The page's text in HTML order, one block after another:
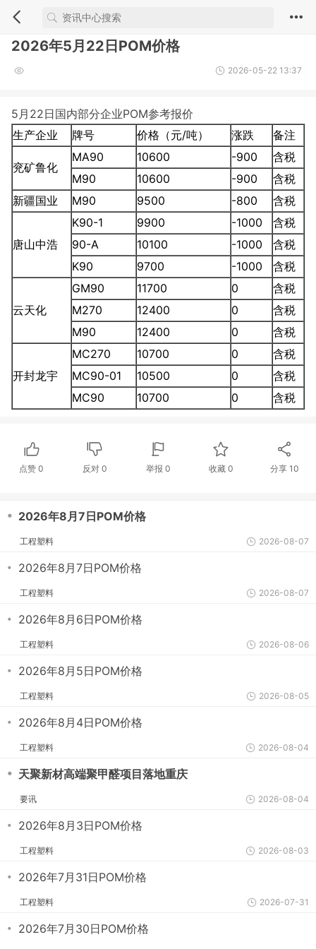
2026年5月22日POM价格
2026-05-22 13:37
5月22日国内部分企业POM参考报价
生产企业
牌号 价格（元/吨） 涨跌 备注
兖矿鲁化
MA90 10600 -900
含税
M90
10600 -900
含税
新疆国业
M90 9500 -800 含税
唐山中浩
K90-1 9900 -1000
含税
90-A
10100 -1000
含税
K90
9700 -1000 含税
云天化
GM90 11700 0
含税
M270
12400 0
含税
M90
12400 0 含税
开封龙宇
MC270 10700 0
含税
MC90-01
10500 0
含税
MC90
10700 0 含税
点赞0 反对 0 举报 0 收藏 0 分享 10
・ 2026年8月7日POM价格
工程塑料 2026-08-07
・ 2026年8月7日POM价格
工程塑料 2026-08-07
・ 2026年8月6日POM价格
工程塑料 2026-08-06
・ 2026年8月5日POM价格
工程塑料 2026-08-05
・ 2026年8月4日POM价格
工程塑料 2026-08-04
・ 天聚新材高端聚甲醛项目落地重庆
要讯 2026-08-04
・ 2026年8月3日POM价格
工程塑料 2026-08-03
・ 2026年7月31日POM价格
工程塑料 2026-07-31
・ 2026年7月30日POM价格